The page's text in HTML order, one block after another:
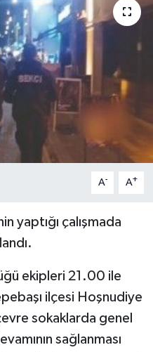
A- A+
yaptığı çalışmada
ekipleri 21.00 ile
ilçesi Hoşnudiye
sokaklarda genel
sağlanması